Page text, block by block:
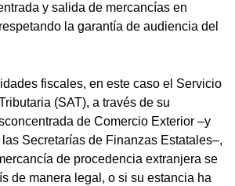
y salida de mercancías en
la garantía de audiencia del
fiscales, en este caso el Servicio
(SAT), a través de su
de Comercio Exterior –y
Secretarías de Finanzas Estatales–,
de procedencia extranjera se
de manera legal, o si su estancia ha